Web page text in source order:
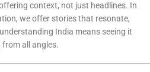
context, not just headlines. In
we offer stories that resonate,
India means seeing it
from all angles.